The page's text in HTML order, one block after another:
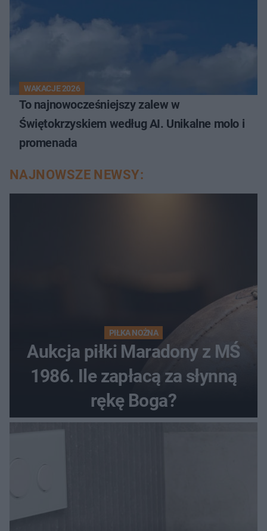
WAKACJE 2026
To najnowocześniejszy zalew w
Świętokrzyskiem według AI. Unikalne molo i
promenada
NAJNOWSZE NEWSY:
PIŁKA NOŻNA
Aukcja piłki Maradony z MŚ
1986. Ile zapłacą za słynną
rękę Boga?